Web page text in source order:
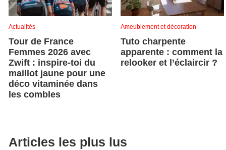
Actualités
Tour de France
Femmes 2026 avec
Zwift : inspire-toi du
maillot jaune pour une
déco vitaminée dans
les combles
Ameublement et décoration
Tuto charpente
apparente : comment la
relooker et l’éclaircir ?
Articles les plus lus